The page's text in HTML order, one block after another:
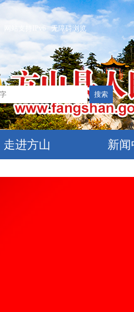
网站支持IPv6 无障碍浏览
走进方山 新闻